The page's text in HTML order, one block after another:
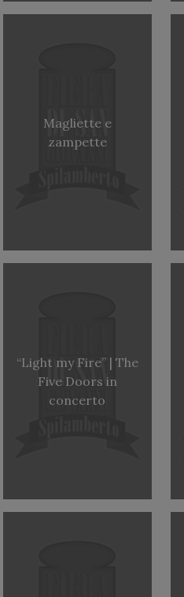
Magliette e
zampette
“Light my Fire” | The
Five Doors in
concerto